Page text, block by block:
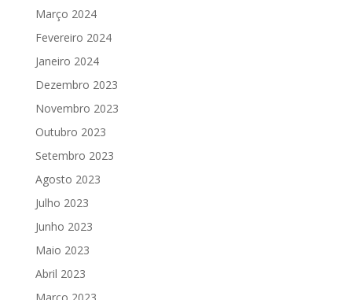
Março 2024
Fevereiro 2024
Janeiro 2024
Dezembro 2023
Novembro 2023
Outubro 2023
Setembro 2023
Agosto 2023
Julho 2023
Junho 2023
Maio 2023
Abril 2023